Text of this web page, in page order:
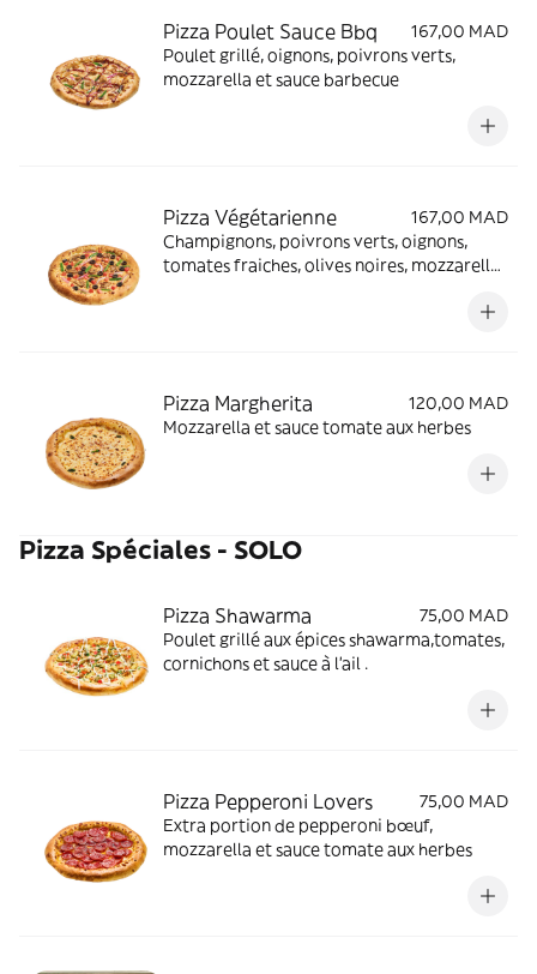
Pizza Poulet Sauce Bbq
167,00 MAD
Poulet grillé, oignons, poivrons verts,
mozzarella et sauce barbecue
Pizza Végétarienne
167,00 MAD
Champignons, poivrons verts, oignons,
tomates fraiches, olives noires, mozzarella
Pizza Margherita
120,00 MAD
Mozzarella et sauce tomate aux herbes
Pizza Spéciales - SOLO
Pizza Shawarma
75,00 MAD
Poulet grillé aux épices shawarma,tomates,
cornichons et sauce à l’ail .
Pizza Pepperoni Lovers
75,00 MAD
Extra portion de pepperoni bœuf,
mozzarella et sauce tomate aux herbes